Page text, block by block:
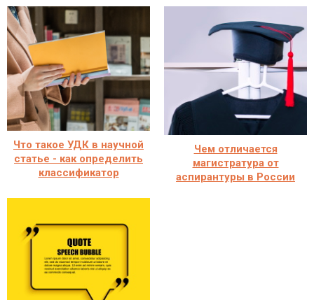
Что такое УДК в научной
статье - как определить
классификатор
Чем отличается
магистратура от
аспирантуры в России